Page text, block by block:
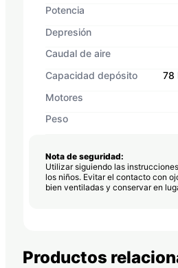
Potencia
Depresión
Caudal de aire
Capacidad depósito
78
Motores
Peso
Nota de seguridad:
Utilizar siguiendo las
los niños. Evitar el contacto con
bien ventiladas y conservar en
Productos